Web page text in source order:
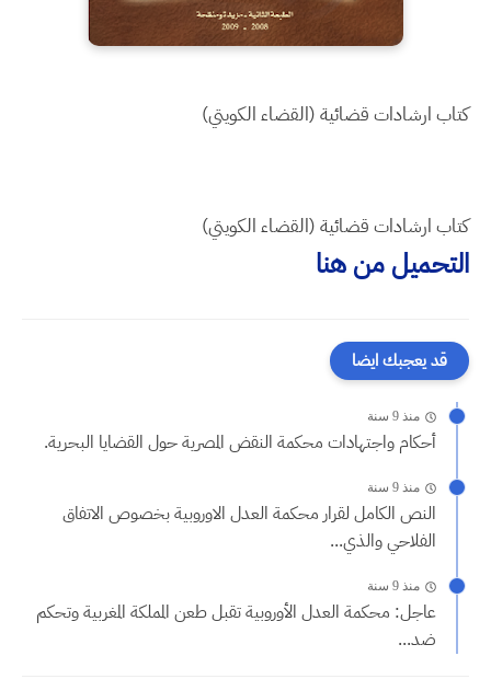
كتاب ارشادات قضائية (القضاء الكويتي)
كتاب ارشادات قضائية (القضاء الكويتي)
التحميل من هنا
قد يعجبك ايضا
منذ 9 سنة
أحكام واجتهادات محكمة النقض المصرية حول القضايا البحرية.
منذ 9 سنة
النص الكامل لقرار محكمة العدل الاوروبية بخصوص الاتفاق
الفلاحي والذي...
منذ 9 سنة
عاجل: محكمة العدل الأوروبية تقبل طعن المملكة المغربية وتحكم
ضد...